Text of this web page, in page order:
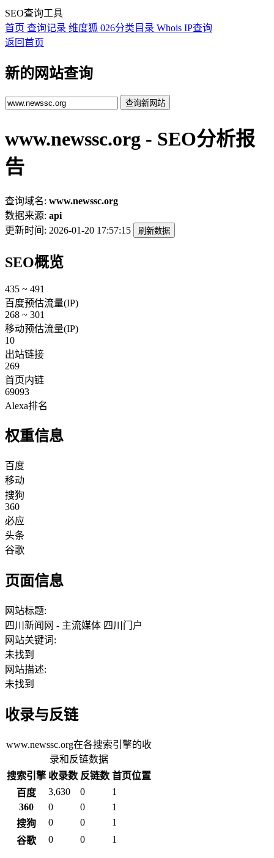
SEO查询工具
首页 查询记录 维度狐 026分类目录 Whois IP查询
返回首页
新的网站查询
查询新网站
www.newssc.org - SEO分析报
告
查询域名: www.newssc.org
数据来源: api
更新时间: 2026-01-20 17:57:15 刷新数据
SEO概览
435 ~ 491
百度预估流量(IP)
268 ~ 301
移动预估流量(IP)
10
出站链接
269
首页内链
69093
Alexa排名
权重信息
百度
移动
搜狗
360
必应
头条
谷歌
页面信息
网站标题:
四川新闻网 - 主流媒体 四川门户
网站关键词:
未找到
网站描述:
未找到
收录与反链
www.newssc.org在各搜索引擎的收
录和反链数据
搜索引擎 收录数 反链数 首页位置
百度
3,630 0
1
360
0 0
1
搜狗
0 0
1
谷歌
0 0 1